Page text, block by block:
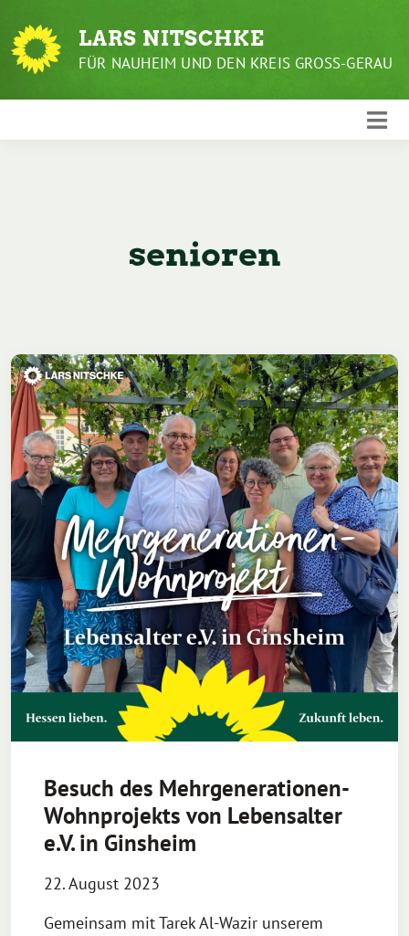
zum
Inhalt
LARS NITSCHKE
FÜR NAUHEIM UND DEN KREIS GROSS-GERAU
senioren
Besuch des Mehrgenerationen-
Wohnprojekts von Lebensalter
e.V. in Ginsheim
22. August 2023
Gemeinsam mit Tarek Al-Wazir unserem